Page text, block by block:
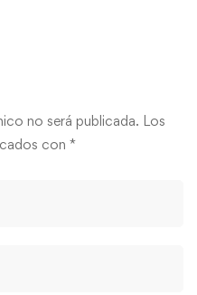
no será publicada. Los
con *